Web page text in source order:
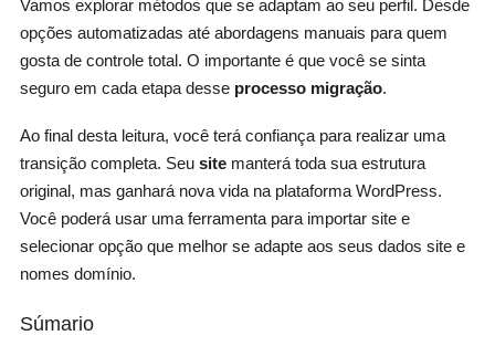
Vamos explorar métodos que se adaptam ao seu perfil. Desde
opções automatizadas até abordagens manuais para quem
gosta de controle total. O importante é que você se sinta
seguro em cada etapa desse processo migração.
Ao final desta leitura, você terá confiança para realizar uma
transição completa. Seu sitemanterá toda sua estrutura
original, mas ganhará nova vida na plataforma WordPress.
Você poderá usar uma ferramenta para importar site e
selecionar opção que melhor se adapte aos seus dados site e
nomes domínio.
Súmario